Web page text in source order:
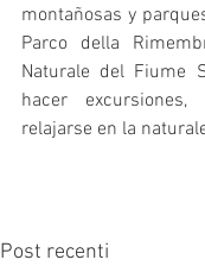
montañosas y
Parco della
Naturale del Fiume
hacer
relajarse en la
Post recenti